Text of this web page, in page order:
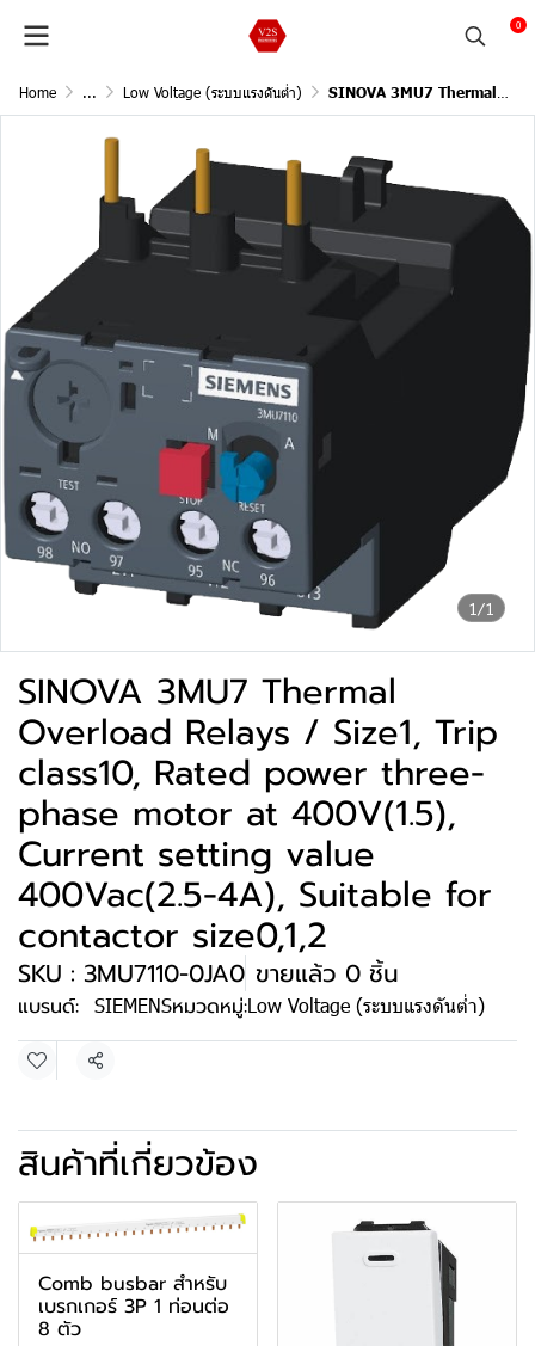
0
Home ... Low Voltage (ระบบแรงดันต่ำ) SINOVA 3MU7 Thermal Overload Relays / Size1, Trip class10, Rated power three-phase motor at 400V(1.5), Current setting value 400Vac(2.5-4A), Suitable for contactor size0,1,2
1/1
SINOVA 3MU7 Thermal
Overload Relays / Size1, Trip
class10, Rated power three-
phase motor at 400V(1.5),
Current setting value
400Vac(2.5-4A), Suitable for
contactor size0,1,2
SKU : 3MU7110-0JA0 ขายแล้ว 0 ชิ้น
แบรนด์: SIEMENSหมวดหมู่:Low Voltage (ระบบแรงดันต่ำ)
แชร์
สินค้าที่เกี่ยวข้อง
Comb busbar สำหรับ
เบรกเกอร์ 3P 1 ท่อนต่อ
8 ตัว